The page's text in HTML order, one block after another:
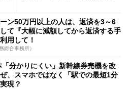
ン50万円以上の人は、返済を3～6
て『大幅に減額してから返済する手
用して！
総合事務所）
分かりにくい」新幹線券売機を改
、スマホではなく「駅での最短1分
現？